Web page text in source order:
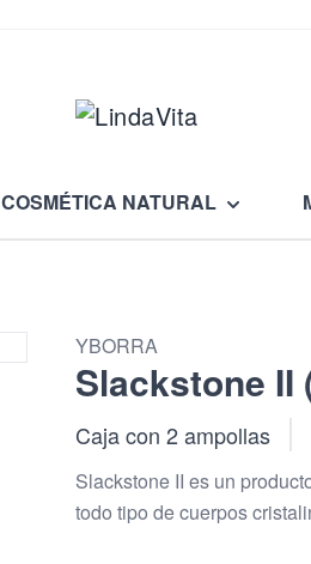
COSMÉTICA NATURAL
YBORRA
Slackstone II
Caja con 2 ampollas
Slackstone II es un
todo tipo de cuerpos